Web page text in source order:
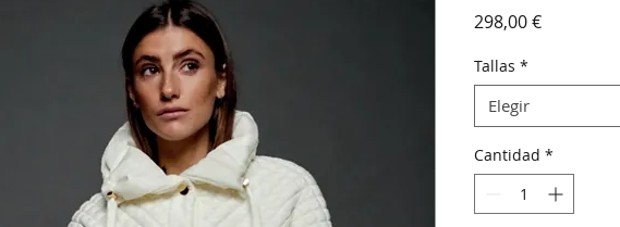
298,00 €Precio
Tallas *
Elegir
Cantidad *